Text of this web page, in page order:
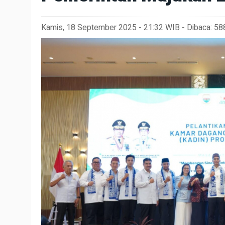
Kamis, 18 September 2025 - 21:32 WIB - Dibaca: